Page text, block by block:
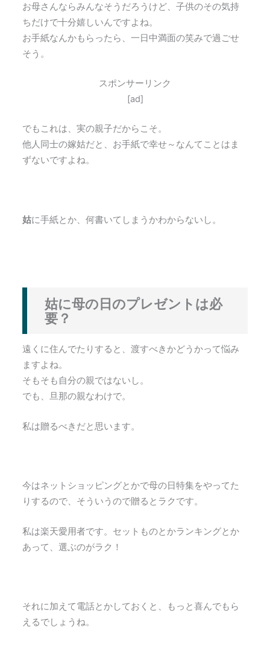
お母さんならみんなそうだろうけど、子供のその気持
ちだけで十分嬉しいんですよね。
お手紙なんかもらったら、一日中満面の笑みで過ごせ
そう。
スポンサーリンク
[ad]
でもこれは、実の親子だからこそ。
他人同士の嫁姑だと、お手紙で幸せ～なんてことはま
ずないですよね。
姑に手紙とか、何書いてしまうかわからないし。
姑に母の日のプレゼントは必
要？
遠くに住んでたりすると、渡すべきかどうかって悩み
ますよね。
そもそも自分の親ではないし。
でも、旦那の親なわけで。
私は贈るべきだと思います。
今はネットショッピングとかで母の日特集をやってた
りするので、そういうので贈るとラクです。
私は楽天愛用者です。セットものとかランキングとか
あって、選ぶのがラク！
それに加えて電話とかしておくと、もっと喜んでもら
えるでしょうね。